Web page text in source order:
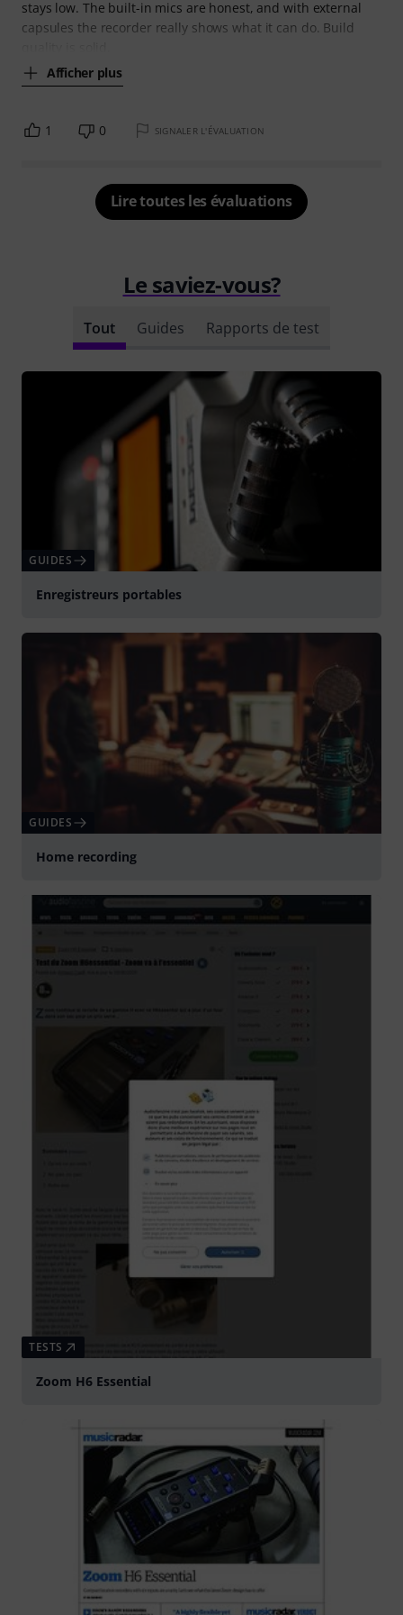
stays low. The built-in mics are honest, and with external
capsules the recorder really shows what it can do. Build
Afficher plus
1 0 SIGNALER L'ÉVALUATION
Lire toutes les évaluations
Le saviez-vous?
Tout Guides Rapports de test
GUIDES
Enregistreurs portables
GUIDES
Home recording
TESTS
Zoom H6 Essential